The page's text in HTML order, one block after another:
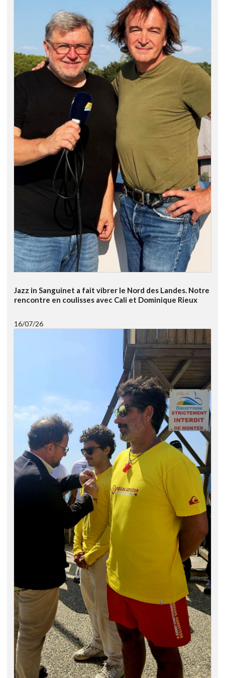
Jazz in Sanguinet a fait vibrer le Nord des Landes. Notre
rencontre en coulisses avec Cali et Dominique Rieux
16/07/26